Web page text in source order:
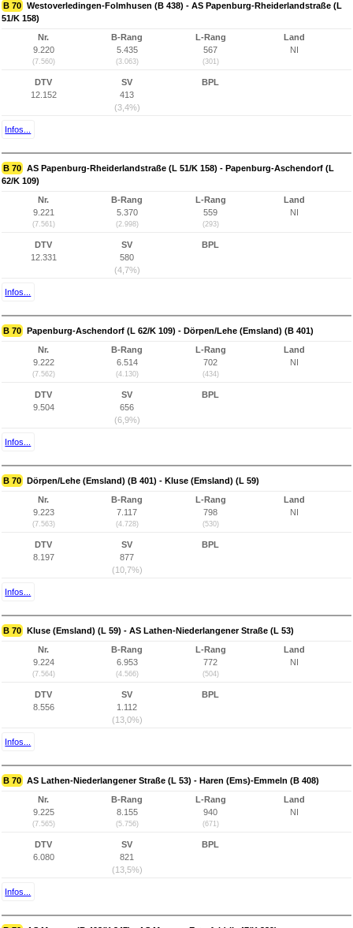
B 70 Westoverledingen-Folmhusen (B 438) - AS Papenburg-Rheiderlandstraße (L
51/K 158)
Nr.
9.220
(7.560)
B-Rang
5.435
(3.063)
L-Rang
567
(301)
Land
NI
DTV
12.152
SV
413
(3,4%)
BPL
Infos...
B 70 AS Papenburg-Rheiderlandstraße (L 51/K 158) - Papenburg-Aschendorf (L
62/K 109)
Nr.
9.221
(7.561)
B-Rang
5.370
(2.998)
L-Rang
559
(293)
Land
NI
DTV
12.331
SV
580
(4,7%)
BPL
Infos...
B 70 Papenburg-Aschendorf (L 62/K 109) - Dörpen/Lehe (Emsland) (B 401)
Nr.
9.222
(7.562)
B-Rang
6.514
(4.130)
L-Rang
702
(434)
Land
NI
DTV
9.504
SV
656
(6,9%)
BPL
Infos...
B 70 Dörpen/Lehe (Emsland) (B 401) - Kluse (Emsland) (L 59)
Nr.
9.223
(7.563)
B-Rang
7.117
(4.728)
L-Rang
798
(530)
Land
NI
DTV
8.197
SV
877
(10,7%)
BPL
Infos...
B 70 Kluse (Emsland) (L 59) - AS Lathen-Niederlangener Straße (L 53)
Nr.
9.224
(7.564)
B-Rang
6.953
(4.566)
L-Rang
772
(504)
Land
NI
DTV
8.556
SV
1.112
(13,0%)
BPL
Infos...
B 70 AS Lathen-Niederlangener Straße (L 53) - Haren (Ems)-Emmeln (B 408)
Nr.
9.225
(7.565)
B-Rang
8.155
(5.756)
L-Rang
940
(671)
Land
NI
DTV
6.080
SV
821
(13,5%)
BPL
Infos...